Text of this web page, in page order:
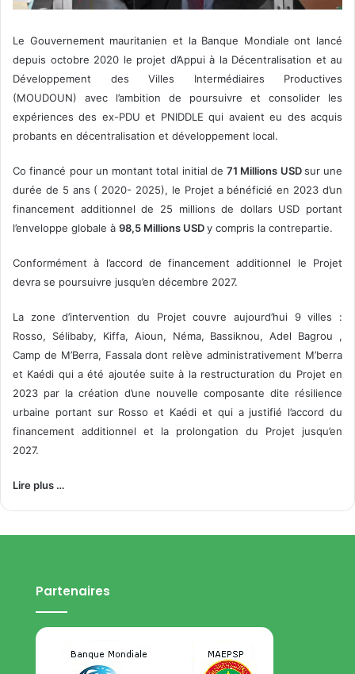
Le Gouvernement mauritanien et la Banque Mondiale ont lancé
depuis octobre 2020 le projet d’Appui à la Décentralisation et au
Développement des Villes Intermédiaires Productives
(MOUDOUN) avec l’ambition de poursuivre et consolider les
expériences des ex-PDU et PNIDDLE qui avaient eu des acquis
probants en décentralisation et développement local.
Co financé pour un montant total initial de 71 Millions USDsur une
durée de 5 ans ( 2020- 2025), le Projet a bénéficié en 2023 d’un
financement additionnel de 25 millions de dollars USD portant
l’enveloppe globale à 98,5 Millions USDy compris la contrepartie.
Conformément à l’accord de financement additionnel le Projet
devra se poursuivre jusqu’en décembre 2027.
La zone d’intervention du Projet couvre aujourd’hui 9 villes :
Rosso, Sélibaby, Kiffa, Aioun, Néma, Bassiknou, Adel Bagrou ,
Camp de M’Berra, Fassala dont relève administrativement M’berra
et Kaédi qui a été ajoutée suite à la restructuration du Projet en
2023 par la création d’une nouvelle composante dite résilience
urbaine portant sur Rosso et Kaédi et qui a justifié l’accord du
financement additionnel et la prolongation du Projet jusqu’en
2027.
Lire plus …
Partenaires